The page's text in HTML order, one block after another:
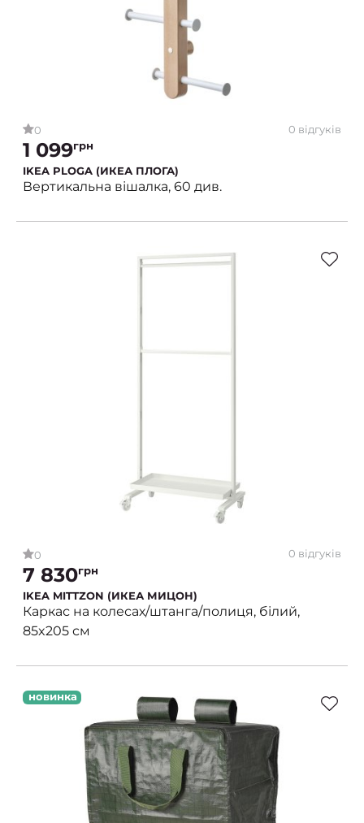
0 0 відгуків
1 099грн
IKEA PLOGA (ИКЕА ПЛОГА)
Вертикальна вішалка, 60 див.
0 0 відгуків
7 830грн
IKEA MITTZON (ИКЕА МИЦОН)
Каркас на колесах/штанга/полиця, білий,
85x205 см
новинка